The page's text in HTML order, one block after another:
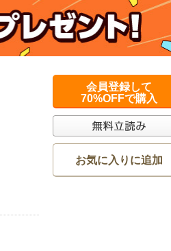
会員登録して
70%OFFで購入
お気に入りに追加